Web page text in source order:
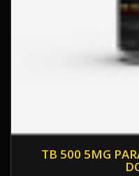
TB 500 5MG